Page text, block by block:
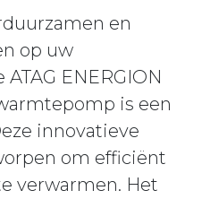
en
op uw
ENERGION
is een
innovatieve
om efficiënt
verwarmen. Het